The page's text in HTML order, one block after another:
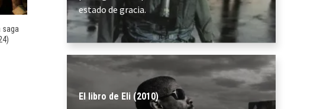
saga
estado de gracia.
El libro de Eli (2010)